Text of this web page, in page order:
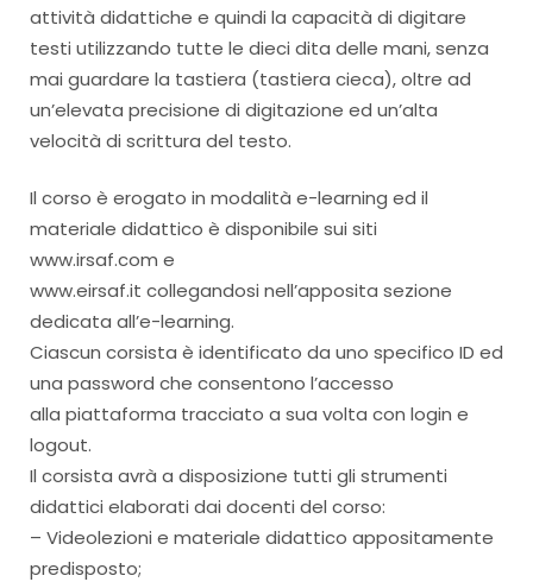
attività didattiche e quindi la capacità di digitare
testi utilizzando tutte le dieci dita delle mani, senza
mai guardare la tastiera (tastiera cieca), oltre ad
un’elevata precisione di digitazione ed un’alta
velocità di scrittura del testo.
Il corso è erogato in modalità e-learning ed il
materiale didattico è disponibile sui siti
www.irsaf.com e
www.eirsaf.it collegandosi nell’apposita sezione
dedicata all’e-learning.
Ciascun corsista è identificato da uno specifico ID ed
una password che consentono l’accesso
alla piattaforma tracciato a sua volta con login e
logout.
Il corsista avrà a disposizione tutti gli strumenti
didattici elaborati dai docenti del corso:
– Videolezioni e materiale didattico appositamente
predisposto;